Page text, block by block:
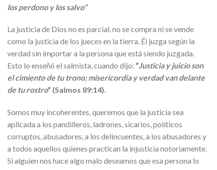
los perdono y los salvo”
La justicia de Dios no es parcial, no se compra ni se vende
como la justicia de los jueces en la tierra. Él juzga según la
verdad sin importar a la persona que está siendo juzgada.
Esto lo enseñó el salmista, cuando dijo: “Justicia y juicio son
el cimiento de tu trono; misericordia y verdad van delante
de tu rostro” (Salmos 89:14).
Somos muy incoherentes, queremos que la justicia sea
aplicada a los pandilleros, ladrones, sicarios, políticos
corruptos, abusadores, a los delincuentes, a los abusadores y
a todos aquellos quienes practican la injusticia notoriamente.
Si alguien nos hace algo malo deseamos que esa persona lo